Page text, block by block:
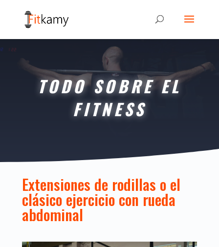
TODO SOBRE EL
FITNESS
Extensiones de rodillas o el
clásico ejercicio con rueda
abdominal